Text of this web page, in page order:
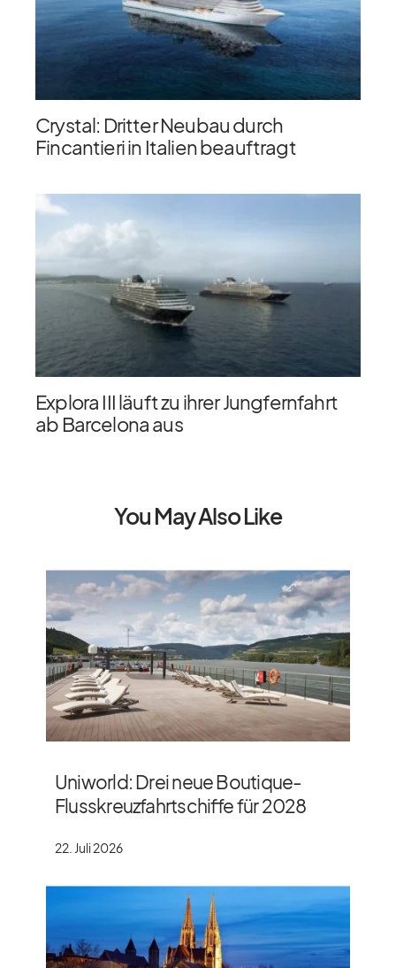
Crystal: Dritter Neubau durch
Fincantieri in Italien beauftragt
Explora III läuft zu ihrer Jungfernfahrt
ab Barcelona aus
You May Also Like
Uniworld: Drei neue Boutique-
Flusskreuzfahrtschiffe für 2028
22. Juli 2026